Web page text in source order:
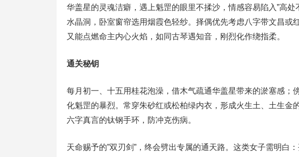
华盖星的灵魂洁癖，遇上魁罡的眼里不揉沙，情感容易陷入”高
水晶洞，卧室窗帘选用烟霞色轻纱。择偶优先考虑八字带文昌或
又能点燃命主内心火焰，如同古琴遇知音，刚烈化作绕指柔。
通关秘钥
每月初一、十五用桂花泡澡，借木气疏通华盖星带来的淤塞感；
化魁罡的暴烈。常穿朱砂红或松柏绿内衣，形成火生土、土生金
六字真言的钛钢手环，防冲克伤病。
天命赐予的”双刃剑”，终会劈出专属的通天路。这类女子需明白